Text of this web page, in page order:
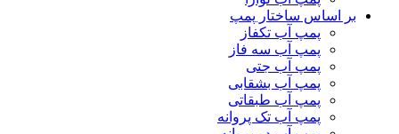
بر اساس ساختار پمپ
پمپ آب تکفاز
پمپ آب سه فاز
پمپ آب جتی
پمپ آب بشقابی
پمپ آب طبقاتی
پمپ آب تک پروانه